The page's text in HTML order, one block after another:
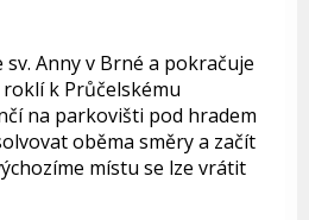
Anny v Brné a pokračuje
k Průčelskému
na parkovišti pod hradem
oběma směry a začít
místu se lze vrátit